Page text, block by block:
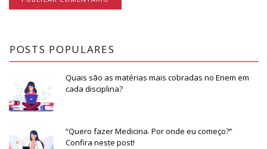
POSTS POPULARES
Quais são as matérias mais cobradas no Enem em
cada disciplina?
“Quero fazer Medicina. Por onde eu começo?”
Confira neste post!